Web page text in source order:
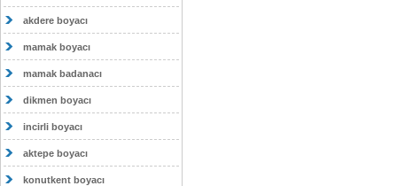
akdere boyacı
mamak boyacı
mamak badanacı
dikmen boyacı
incirli boyacı
aktepe boyacı
konutkent boyacı